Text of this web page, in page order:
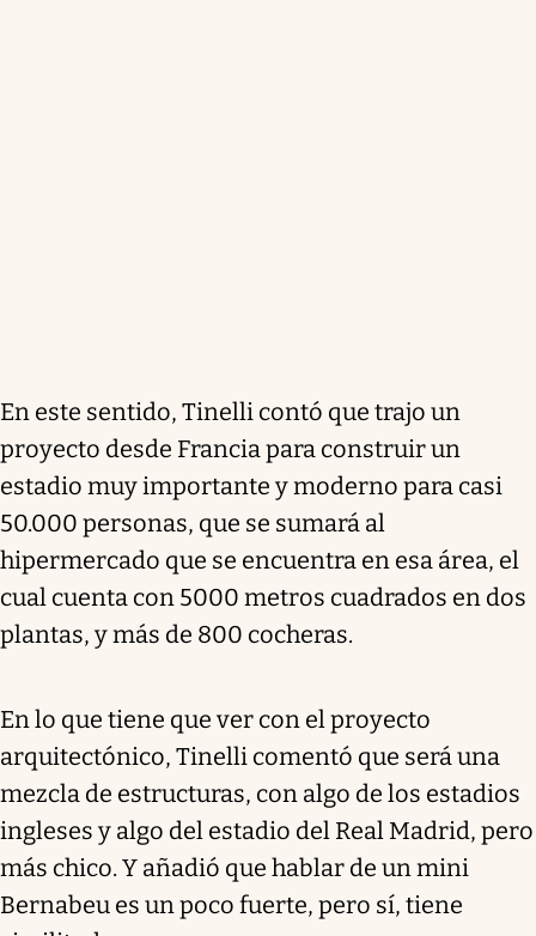
En este sentido, Tinelli contó que trajo un
proyecto desde Francia para construir un
estadio muy importante y moderno para casi
50.000 personas, que se sumará al
hipermercado que se encuentra en esa área, el
cual cuenta con 5000 metros cuadrados en dos
plantas, y más de 800 cocheras.
En lo que tiene que ver con el proyecto
arquitectónico, Tinelli comentó que será una
mezcla de estructuras, con algo de los estadios
ingleses y algo del estadio del Real Madrid, pero
más chico. Y añadió que hablar de un mini
Bernabeu es un poco fuerte, pero sí, tiene